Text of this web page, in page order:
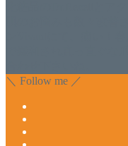
＼ Follow me ／